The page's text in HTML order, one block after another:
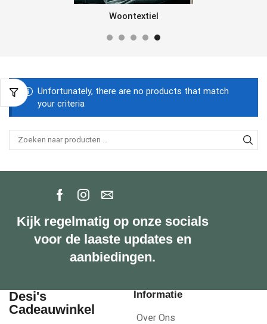
Woontextiel
Unfortunately, there are no products that match
your criteria
Kijk regelmatig op onze socials
voor de laaste updates en
aanbiedingen.
Desi's
Cadeauwinkel
Informatie
Over Ons